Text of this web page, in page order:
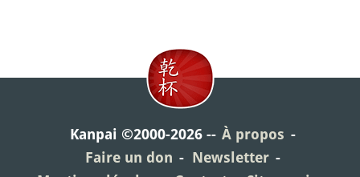
Kanpai ©2000-2026
À propos
Faire un don
Newsletter